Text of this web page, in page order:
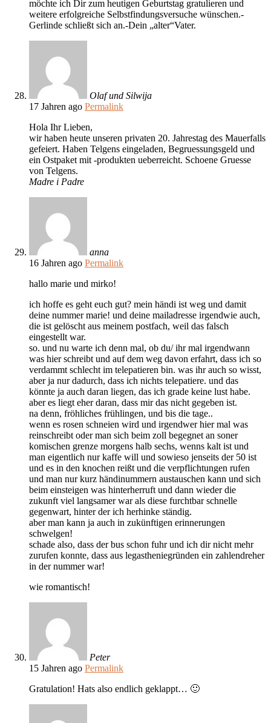
möchte ich Dir zum heutigen Geburtstag gratulieren und
weitere erfolgreiche Selbstfindungsversuche wünschen.-
Gerlinde schließt sich an.-Dein „alter“Vater.
Olaf und Silwija
17 Jahren ago Permalink
Hola Ihr Lieben,
wir haben heute unseren privaten 20. Jahrestag des Mauerfalls
gefeiert. Haben Telgens eingeladen, Begruessungsgeld und
ein Ostpaket mit -produkten ueberreicht. Schoene Gruesse
von Telgens.
Madre i Padre
anna
16 Jahren ago Permalink
hallo marie und mirko!
ich hoffe es geht euch gut? mein händi ist weg und damit
deine nummer marie! und deine mailadresse irgendwie auch,
die ist gelöscht aus meinem postfach, weil das falsch
eingestellt war.
so. und nu warte ich denn mal, ob du/ ihr mal irgendwann
was hier schreibt und auf dem weg davon erfahrt, dass ich so
verdammt schlecht im telepatieren bin. was ihr auch so wisst,
aber ja nur dadurch, dass ich nichts telepatiere. und das
könnte ja auch daran liegen, das ich grade keine lust habe.
aber es liegt eher daran, dass mir das nicht gegeben ist.
na denn, fröhliches frühlingen, und bis die tage..
wenn es rosen schneien wird und irgendwer hier mal was
reinschreibt oder man sich beim zoll begegnet an soner
komischen grenze morgens halb sechs, wenns kalt ist und
man eigentlich nur kaffe will und sowieso jenseits der 50 ist
und es in den knochen reißt und die verpflichtungen rufen
und man nur kurz händinummern austauschen kann und sich
beim einsteigen was hinterherruft und dann wieder die
zukunft viel langsamer war als diese furchtbar schnelle
gegenwart, hinter der ich herhinke ständig.
aber man kann ja auch in zukünftigen erinnerungen
schwelgen!
schade also, dass der bus schon fuhr und ich dir nicht mehr
zurufen konnte, dass aus legastheniegründen ein zahlendreher
in der nummer war!
wie romantisch!
Peter
15 Jahren ago Permalink
Gratulation! Hats also endlich geklappt… 🙂